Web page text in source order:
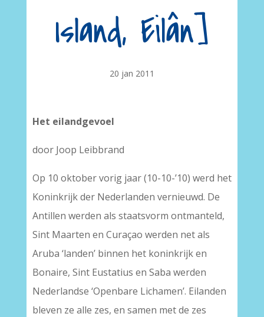
Island, Eilân]
20 jan 2011
Het eilandgevoel
door Joop Leibbrand
Op 10 oktober vorig jaar (10-10-’10) werd het
Koninkrijk der Nederlanden vernieuwd. De
Antillen werden als staatsvorm ontman­teld,
Sint Maarten en Curaçao werden net als
Aruba ‘landen’ binnen het ko­ninkrijk en
Bonaire, Sint Eustatius en Saba werden
Nederlandse ‘Openbare Lichamen’. Eilanden
bleven ze alle zes, en samen met de zes